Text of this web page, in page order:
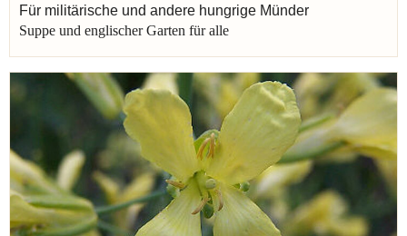
Für militärische und andere hungrige Münder
Suppe und englischer Garten für alle